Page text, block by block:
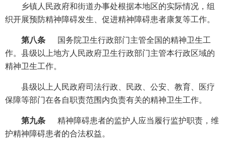
乡镇人民政府和街道办事处根据本地区的实际情况，组
织开展预防精神障碍发生、促进精神障碍患者康复等工作。
第八条
国务院卫生行政部门主管全国的精神卫生工
作。县级以上地方人民政府卫生行政部门主管本行政区域的
精神卫生工作。
县级以上人民政府司法行政、民政、公安、教育、医疗
保障等部门在各自职责范围内负责有关的精神卫生工作。
第九条
精神障碍患者的监护人应当履行监护职责，维
护精神障碍患者的合法权益。